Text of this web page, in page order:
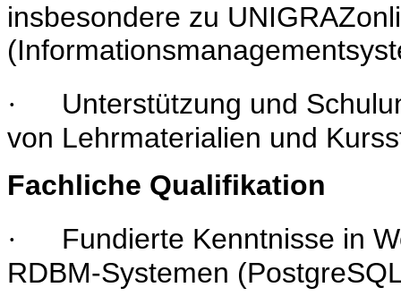
insbesondere zu
·
Unterstützung und
von Lehrmaterialien und
Fachliche Qualifikation
·
Fundierte Kenntnisse in
RDBM-Systemen